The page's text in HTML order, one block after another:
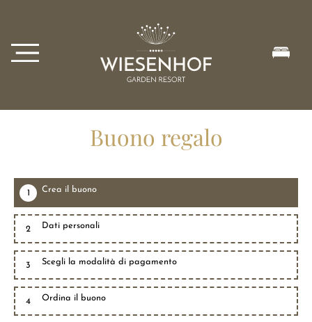
Buono regalo
1 Crea il buono
2 Dati personali
3 Scegli la modalità di pagamento
4 Ordina il buono